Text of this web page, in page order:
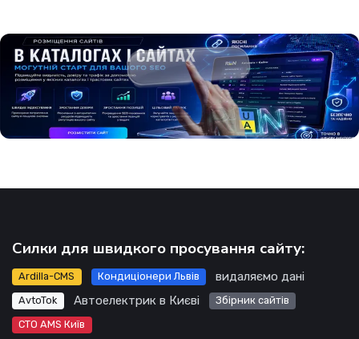
Силки для швидкого просування сайту:
Ardilla-CMS Кондиціонери Львів видаляємо дані
AvtoTok Автоелектрик в Києві
Збірник сайтів
СТО AMS Київ